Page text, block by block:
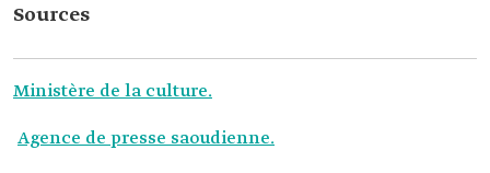
Sources
Ministère de la culture.
Agence de presse saoudienne.